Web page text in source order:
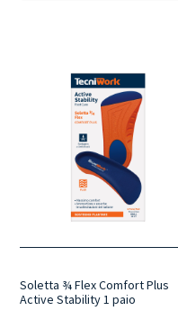
Soletta ¾ Flex Comfort Plus
Active Stability 1 paio